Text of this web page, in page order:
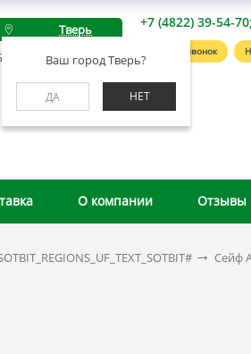
Тверь
Ваш город Тверь?
ДА НЕТ
пер., д. 46А
+7 (4822) 39-54-
Заказать звонок
О компании Отзывы
Сейф